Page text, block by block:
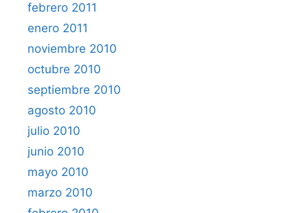
febrero 2011
enero 2011
noviembre 2010
octubre 2010
septiembre 2010
agosto 2010
julio 2010
junio 2010
mayo 2010
marzo 2010